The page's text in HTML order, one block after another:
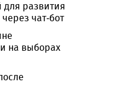
для развития
чат-бот
на выборах